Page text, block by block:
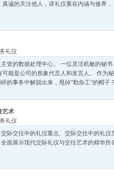
诚的关注他人，讲礼仪重在内涵与修养
礼仪
管的数据处理中心。 一位灵活机敏的秘
能是公司的形象代言人和发言人。 作为
的事务中解脱出来，甩掉“勤杂工”的帽子
艺术
礼仪
际交往中的礼仪重点、交际交往中的礼
面展示现代交际礼仪与交往艺术的精华